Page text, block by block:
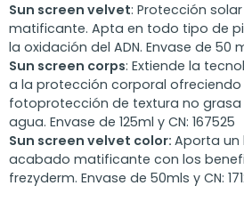
Sun screen velvet: Protección
matificante. Apta en todo tipo de
la oxidación del ADN. Envase de 50
Sun screen corps: Extiende la
a la protección corporal ofreciendo
fotoprotección de textura no grasa
agua. Envase de 125ml y CN: 167525
Sun screen velvet color: Aporta un
acabado matificante con los
frezyderm. Envase de 50mls y CN: